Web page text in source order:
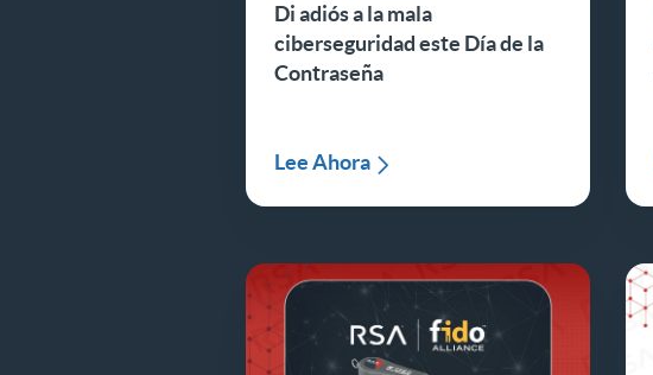
Di adiós a la mala
ciberseguridad este Día de la
Contraseña
Lee Ahora